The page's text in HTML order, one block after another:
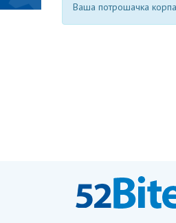
Ваша потрошачка корпа